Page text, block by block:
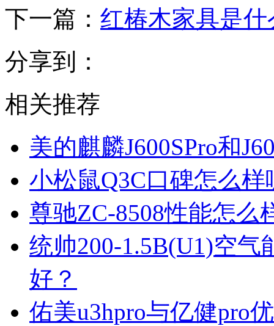
下一篇： 红椿木家具是
分享到：
相关推荐
美的麒麟J600SPro和
小松鼠Q3C口碑怎么
尊驰ZC-8508性能怎么
统帅200-1.5B(U1)空
好？
佑美u3hpro与亿健pro